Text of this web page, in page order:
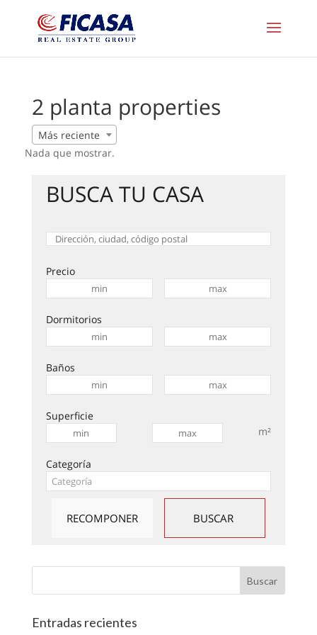
2 planta properties
Más reciente
Nada que mostrar.
BUSCA TU CASA
Precio
Dormitorios
Baños
Superficie
m²
Categoría
Entradas recientes